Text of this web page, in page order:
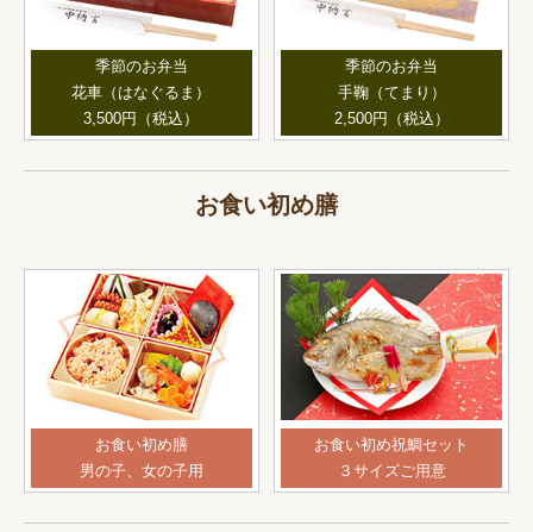
季節のお弁当
花車（はなぐるま）
3,500円（税込）
季節のお弁当
手鞠（てまり）
2,500円（税込）
お食い初め膳
お食い初め膳
男の子、女の子用
お食い初め祝鯛セット
３サイズご用意